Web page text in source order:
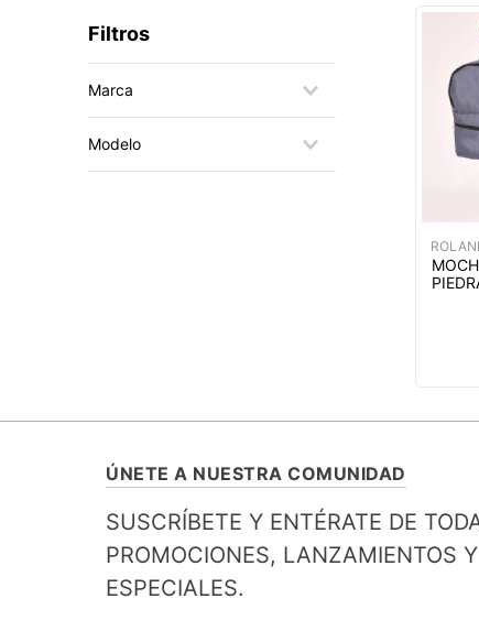
Filtros
Marca
Modelo
ÚNETE A NUESTRA COMUNIDAD
SUSCRÍBETE Y ENTÉRATE DE
PROMOCIONES, LANZAMIENTOS
ESPECIALES.